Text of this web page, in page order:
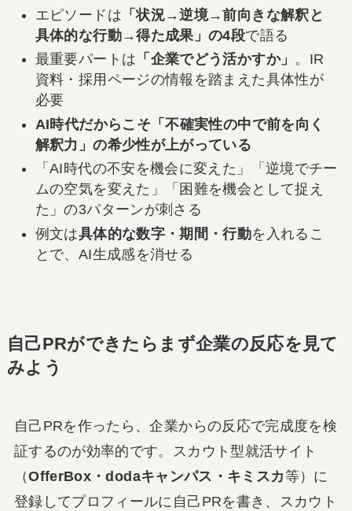
エピソードは 「状況→逆境→前向きな解釈と
具体的な行動→得た成果」の4段で語る
最重要パートは 「企業でどう活かすか」 。IR
資料・採用ページの情報を踏まえた具体性が
必要
AI時代だからこそ「不確実性の中で前を向く
解釈力」の希少性が上がっている
「AI時代の不安を機会に変えた」「逆境でチー
ムの空気を変えた」「困難を機会として捉え
た」の3パターンが刺さる
例文は具体的な数字・期間・行動を入れるこ
とで、AI生成感を消せる
自己PRができたらまず企業の反応を見て
みよう
自己PRを作ったら、企業からの反応で完成度を検
証するのが効率的です。スカウト型就活サイト
（OfferBox・dodaキャンパス・キミスカ等）に
登録してプロフィールに自己PRを書き、スカウト